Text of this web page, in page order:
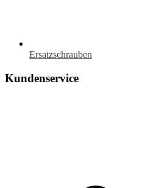
Ersatzschrauben
Kundenservice